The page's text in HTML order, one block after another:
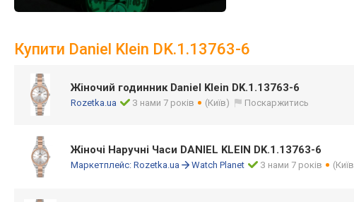
Купити Daniel Klein DK.1.13763-6
Жіночий годинник Daniel Klein DK.1.13763-6
Rozetka.ua З нами 7 років (Київ) Поскаржитись
Жіночі Наручні Часи DANIEL KLEIN DK.1.13763-6
Маркетплейс: Rozetka.ua Watch Planet З нами 7 років